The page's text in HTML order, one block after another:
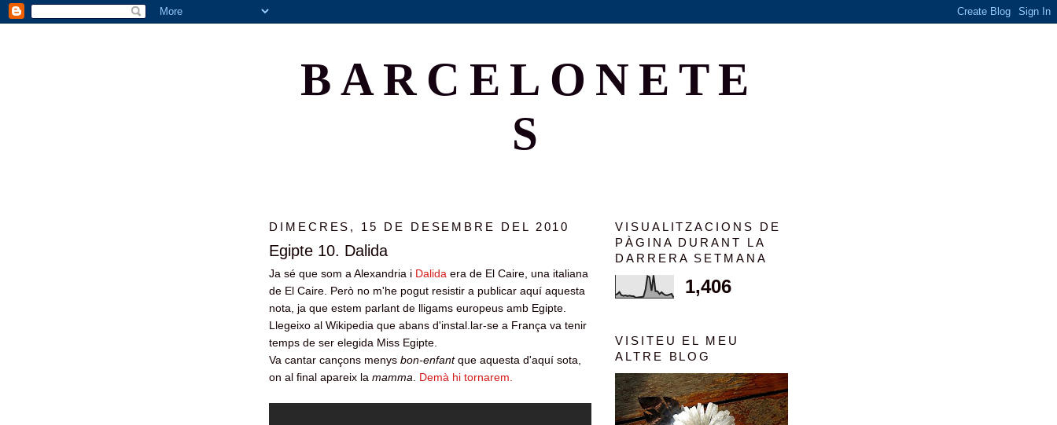
BARCELONETE
S
DIMECRES, 15 DE DESEMBRE DEL 2010
Egipte 10. Dalida
Ja sé que som a Alexandria i Dalida era de El Caire, una italiana
de El Caire. Però no m'he pogut resistir a publicar aquí aquesta
nota, ja que estem parlant de lligams europeus amb Egipte.
Llegeixo al Wikipedia que abans d'instal.lar-se a França va tenir
temps de ser elegida Miss Egipte.
Va cantar cançons menys bon-enfantque aquesta d'aquí sota,
on al final apareix la mamma Demà hi tornarem.
VISUALITZACIONS DE
PÀGINA DURANT LA
DARRERA SETMANA
1,406
VISITEU EL MEU
ALTRE BLOG